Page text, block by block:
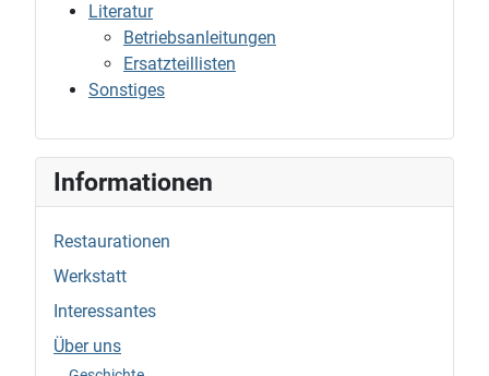
Literatur
Betriebsanleitungen
Ersatzteillisten
Sonstiges
Informationen
Restaurationen
Werkstatt
Interessantes
Über uns